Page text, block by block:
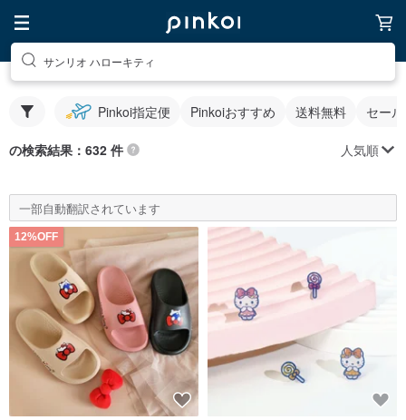
サンリオ ハローキティ
Pinkoi指定便 Pinkoiおすすめ 送料無料 セー
の検索結果：632 件 人気順
一部自動翻訳されています
12%OFF